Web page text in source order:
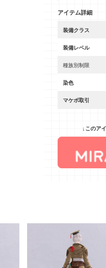
アイテム詳細
装備クラス
装備レベル
種族別制限
染色
マケボ取引
↓このア